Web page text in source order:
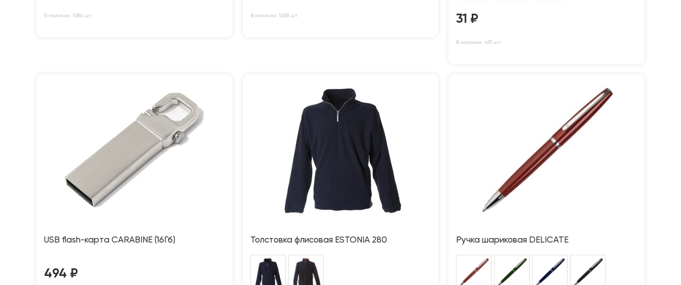
В наличии: 1086 шт В наличии: 1058 шт 31 ₽
В наличии: 493 шт
USB flash-карта CARABINE (16Гб)
494 ₽
Толстовка флисовая ESTONIA 280 Ручка шариковая DELICATE